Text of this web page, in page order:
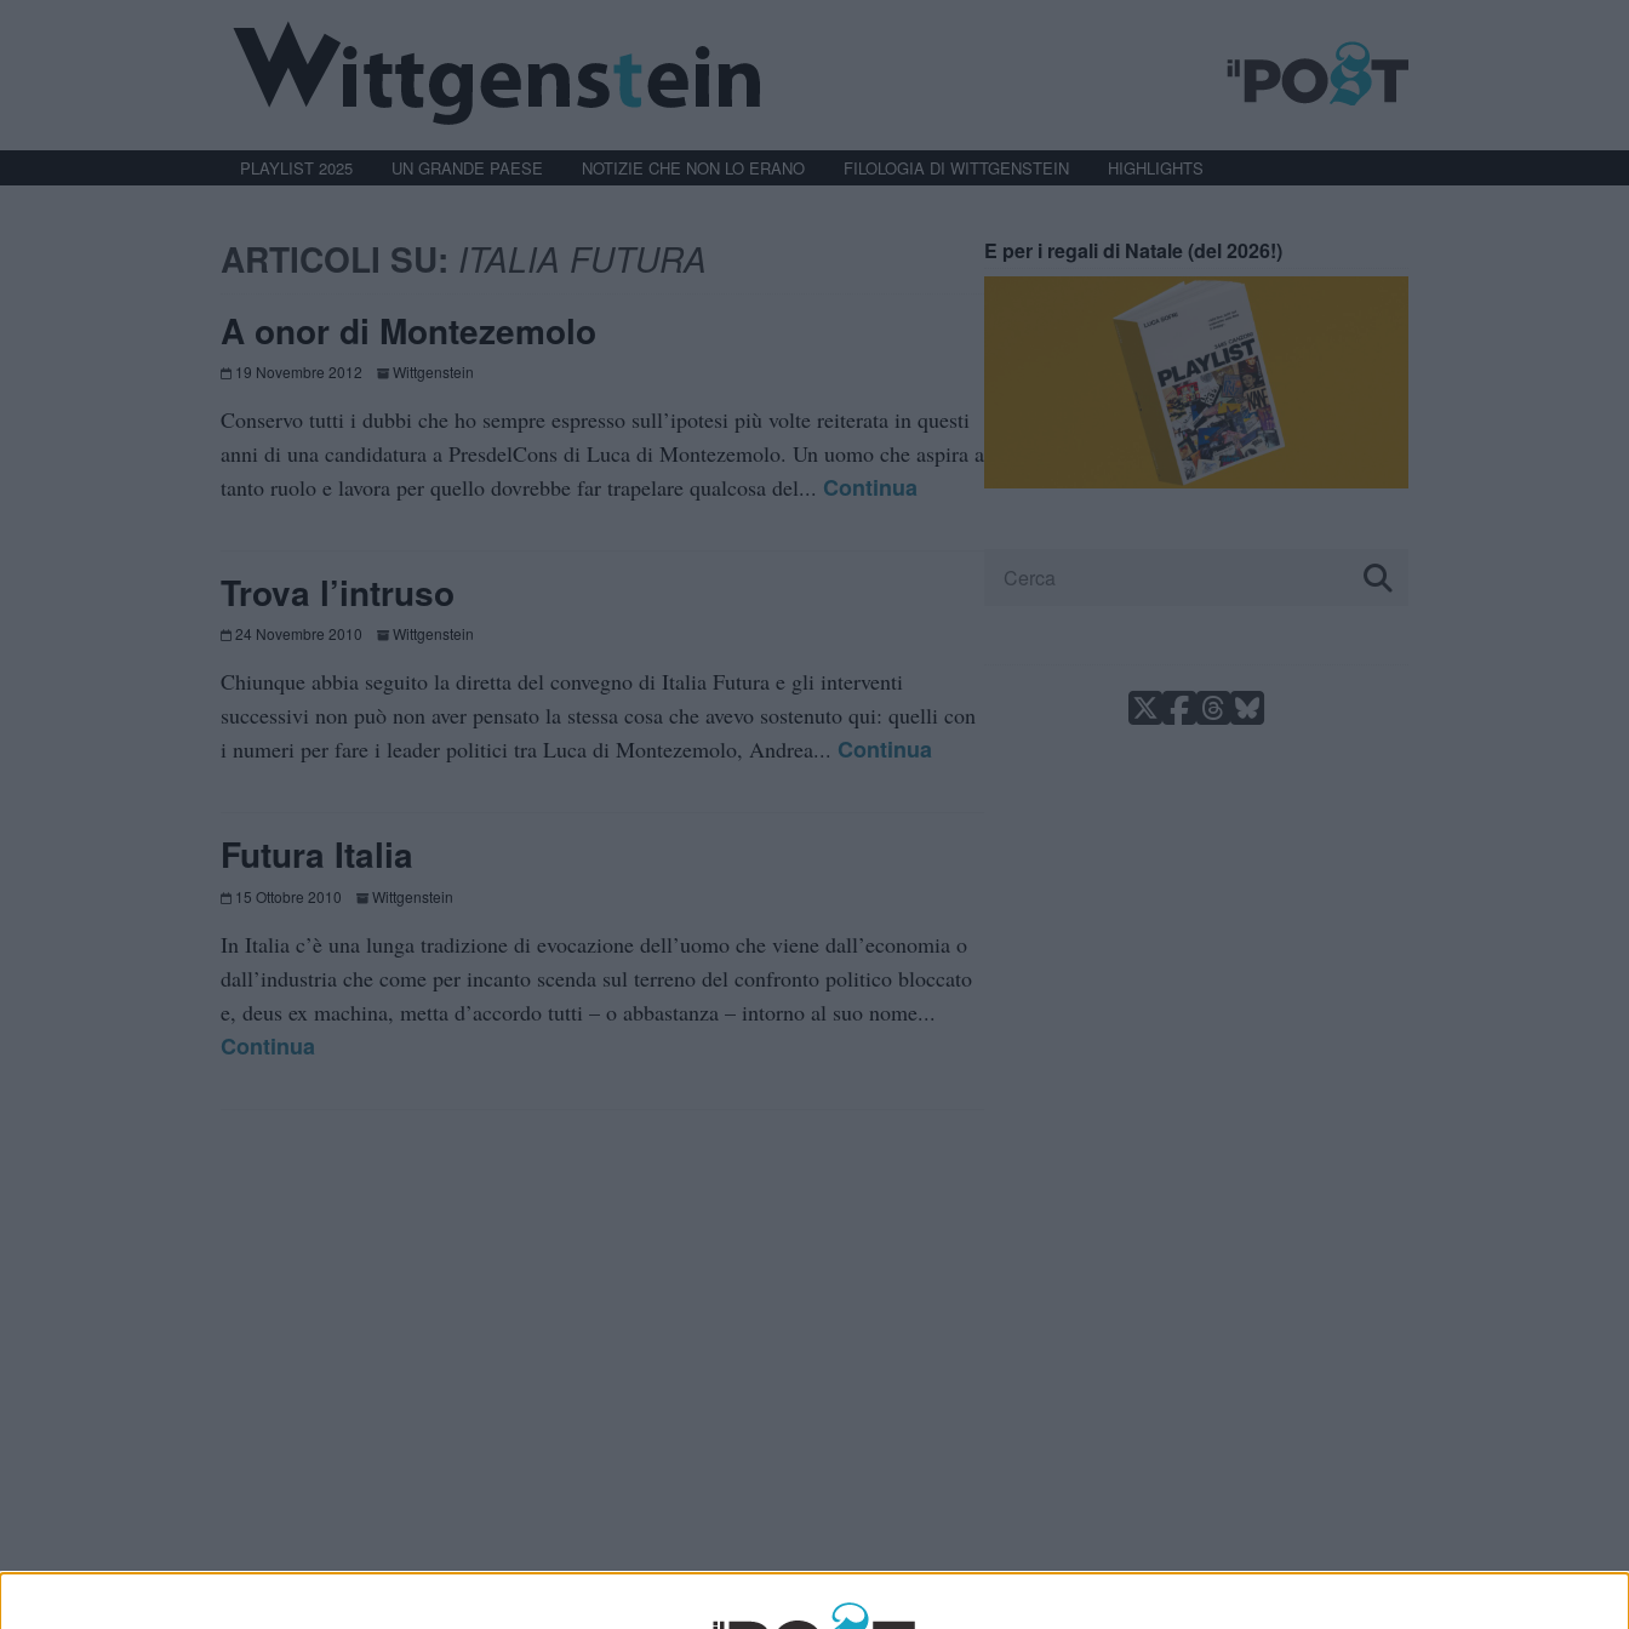
PLAYLIST 2025 UN GRANDE PAESE NOTIZIE CHE NON LO ERANO FILOLOGIA DI WITTGENSTEIN HIGHLIGHTS
ARTICOLI SU: ITALIA FUTURA
A onor di Montezemolo
19 Novembre 2012 Wittgenstein
Conservo tutti i dubbi che ho sempre espresso sull’ipotesi più volte reiterata in questi
anni di una candidatura a PresdelCons di Luca di Montezemolo. Un uomo che aspira a
tanto ruolo e lavora per quello dovrebbe far trapelare qualcosa del... Continua
Trova l’intruso
24 Novembre 2010 Wittgenstein
Chiunque abbia seguito la diretta del convegno di Italia Futura e gli interventi
successivi non può non aver pensato la stessa cosa che avevo sostenuto qui: quelli con
i numeri per fare i leader politici tra Luca di Montezemolo, Andrea... Continua
Futura Italia
15 Ottobre 2010 Wittgenstein
In Italia c’è una lunga tradizione di evocazione dell’uomo che viene dall’economia o
dall’industria che come per incanto scenda sul terreno del confronto politico bloccato
e, deus ex machina, metta d’accordo tutti – o abbastanza – intorno al suo nome...
Continua
E per i regali di Natale (del 2026!)